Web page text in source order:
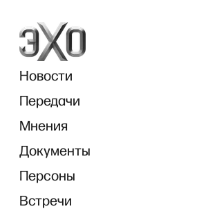
Новости
Передачи
Мнения
Документы
Персоны
Встречи